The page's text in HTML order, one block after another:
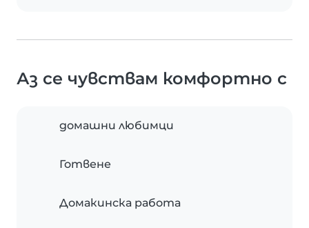
Аз се чувствам комфортно с
домашни любимци
Готвене
Домакинска работа